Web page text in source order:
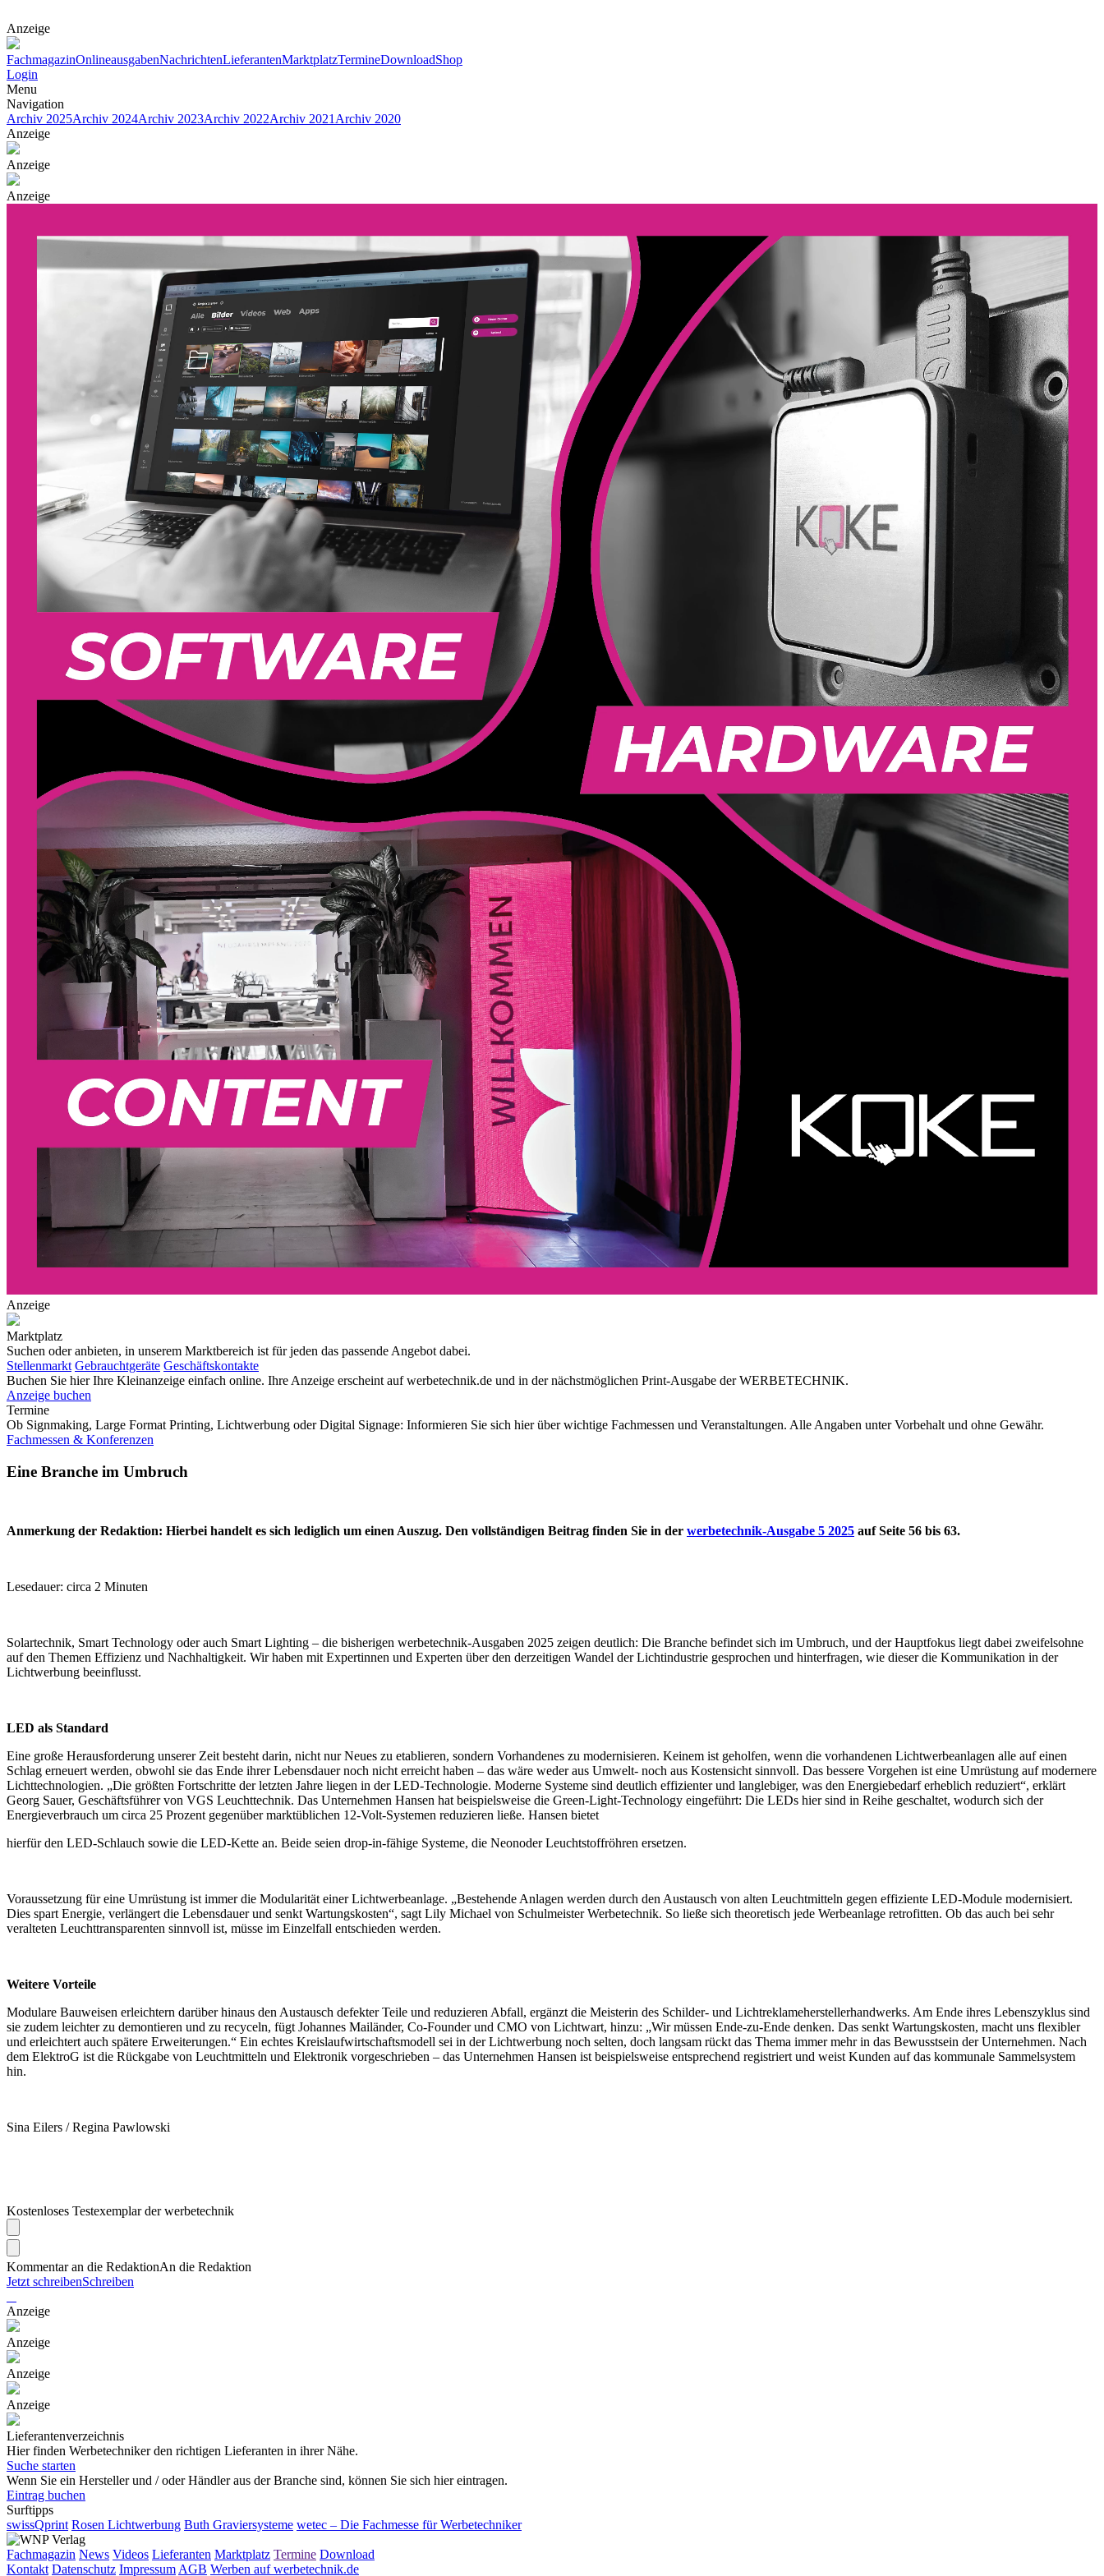
Anzeige
FachmagazinOnlineausgabenNachrichtenLieferantenMarktplatzTermineDownloadShop
Login
Menu
Navigation
Archiv 2025Archiv 2024Archiv 2023Archiv 2022Archiv 2021 Archiv 2020
Anzeige
Anzeige
Anzeige
Anzeige
Marktplatz
Suchen oder anbieten, in unserem Marktbereich ist für jeden das passende Angebot dabei.
Stellenmarkt Gebrauchtgeräte Geschäftskontakte
Buchen Sie hier Ihre Kleinanzeige einfach online. Ihre Anzeige erscheint auf werbetechnik.de und in der nächstmöglichen Print-Ausgabe der WERBETECHNIK.
Anzeige buchen
Termine
Ob Signmaking, Large Format Printing, Lichtwerbung oder Digital Signage: Informieren Sie sich hier über wichtige Fachmessen und Veranstaltungen. Alle Angaben unter Vorbehalt und ohne Gewähr.
Fachmessen & Konferenzen
Eine Branche im Umbruch
Anmerkung der Redaktion: Hierbei handelt es sich lediglich um einen Auszug. Den vollständigen Beitrag finden Sie in der werbetechnik-Ausgabe 5 2025 auf Seite 56 bis 63.
Lesedauer: circa 2 Minuten
Solartechnik, Smart Technology oder auch Smart Lighting – die bisherigen werbetechnik-Ausgaben 2025 zeigen deutlich: Die Branche befindet sich im Umbruch, und der Hauptfokus liegt dabei zweifelsohne
auf den Themen Effizienz und Nachhaltigkeit. Wir haben mit Expertinnen und Experten über den derzeitigen Wandel der Lichtindustrie gesprochen und hinterfragen, wie dieser die Kommunikation in der
Lichtwerbung beeinflusst.
LED als Standard
Eine große Herausforderung unserer Zeit besteht darin, nicht nur Neues zu etablieren, sondern Vorhandenes zu modernisieren. Keinem ist geholfen, wenn die vorhandenen Lichtwerbeanlagen alle auf einen
Schlag erneuert werden, obwohl sie das Ende ihrer Lebensdauer noch nicht erreicht haben – das wäre weder aus Umwelt- noch aus Kostensicht sinnvoll. Das bessere Vorgehen ist eine Umrüstung auf modernere
Lichttechnologien. „Die größten Fortschritte der letzten Jahre liegen in der LED-Technologie. Moderne Systeme sind deutlich effizienter und langlebiger, was den Energiebedarf erheblich reduziert“, erklärt
Georg Sauer, Geschäftsführer von VGS Leuchttechnik. Das Unternehmen Hansen hat beispielsweise die Green-Light-Technology eingeführt: Die LEDs hier sind in Reihe geschaltet, wodurch sich der
Energieverbrauch um circa 25 Prozent gegenüber marktüblichen 12-Volt-Systemen reduzieren ließe. Hansen bietet
hierfür den LED-Schlauch sowie die LED-Kette an. Beide seien drop-in-fähige Systeme, die Neonoder Leuchtstoffröhren ersetzen.
Voraussetzung für eine Umrüstung ist immer die Modularität einer Lichtwerbeanlage. „Bestehende Anlagen werden durch den Austausch von alten Leuchtmitteln gegen effiziente LED-Module modernisiert.
Dies spart Energie, verlängert die Lebensdauer und senkt Wartungskosten“, sagt Lily Michael von Schulmeister Werbetechnik. So ließe sich theoretisch jede Werbeanlage retrofitten. Ob das auch bei sehr
veralteten Leuchttransparenten sinnvoll ist, müsse im Einzelfall entschieden werden.
Weitere Vorteile
Modulare Bauweisen erleichtern darüber hinaus den Austausch defekter Teile und reduzieren Abfall, ergänzt die Meisterin des Schilder- und Lichtreklameherstellerhandwerks. Am Ende ihres Lebenszyklus sind
sie zudem leichter zu demontieren und zu recyceln, fügt Johannes Mailänder, Co-Founder und CMO von Lichtwart, hinzu: „Wir müssen Ende-zu-Ende denken. Das senkt Wartungskosten, macht uns flexibler
und erleichtert auch spätere Erweiterungen.“ Ein echtes Kreislaufwirtschaftsmodell sei in der Lichtwerbung noch selten, doch langsam rückt das Thema immer mehr in das Bewusstsein der Unternehmen. Nach
dem ElektroG ist die Rückgabe von Leuchtmitteln und Elektronik vorgeschrieben – das Unternehmen Hansen ist beispielsweise entsprechend registriert und weist Kunden auf das kommunale Sammelsystem
hin.
Sina Eilers / Regina Pawlowski
Kostenloses Testexemplar der werbetechnik
Kommentar an die RedaktionAn die Redaktion
Jetzt schreibenSchreiben
Anzeige
Anzeige
Anzeige
Anzeige
Lieferantenverzeichnis
Hier finden Werbetechniker den richtigen Lieferanten in ihrer Nähe.
Suche starten
Wenn Sie ein Hersteller und / oder Händler aus der Branche sind, können Sie sich hier eintragen.
Eintrag buchen
Surftipps
swissQprint Rosen Lichtwerbung Buth Graviersysteme wetec – Die Fachmesse für Werbetechniker
Fachmagazin News Videos Lieferanten Marktplatz Termine Download
Kontakt Datenschutz ImpressumAGB Werben auf werbetechnik.de